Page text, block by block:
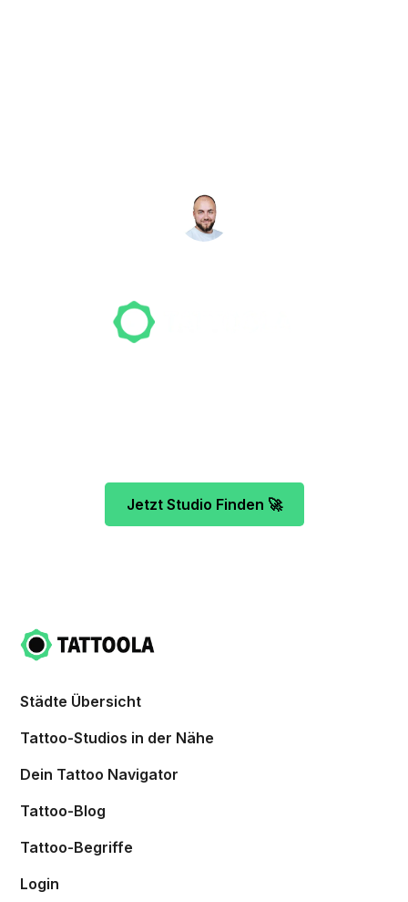
Jetzt Studio Finden 🚀
Städte Übersicht
Tattoo-Studios in der Nähe
Dein Tattoo Navigator
Tattoo-Blog
Tattoo-Begriffe
Login